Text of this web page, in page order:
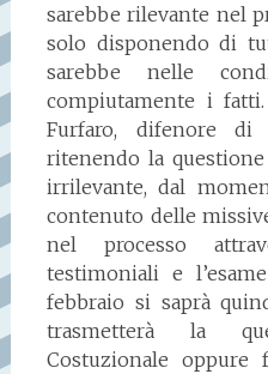
sarebbe rilevante nel
solo disponendo di
sarebbe nelle
compiutamente i
Furfaro, difenore di
ritenendo la
irrilevante, dal
contenuto delle
nel processo
testimoniali e
febbraio si saprà
trasmetterà la
Costuzionale oppure